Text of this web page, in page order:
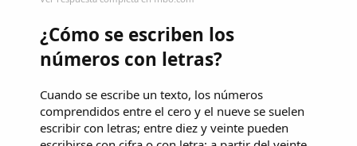
¿Cómo se escriben los
números con letras?
Cuando se escribe un texto, los números
comprendidos entre el cero y el nueve se suelen
escribir con letras; entre diez y veinte pueden